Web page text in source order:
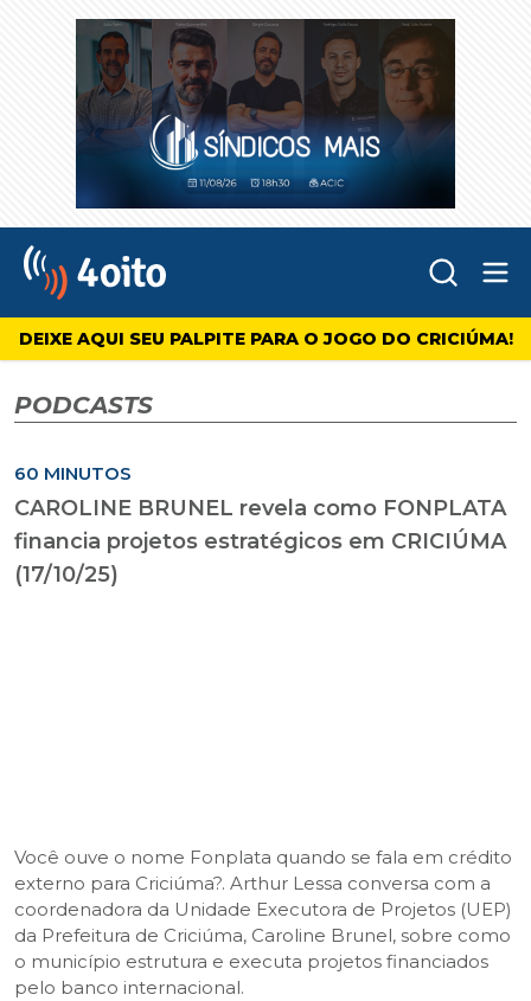
4oito
DEIXE AQUI SEU PALPITE PARA O JOGO DO CRICIÚMA!
PODCASTS
60 MINUTOS
CAROLINE BRUNEL revela como FONPLATA
financia projetos estratégicos em CRICIÚMA
(17/10/25)
Você ouve o nome Fonplata quando se fala em crédito
externo para Criciúma?. Arthur Lessa conversa com a
coordenadora da Unidade Executora de Projetos (UEP)
da Prefeitura de Criciúma, Caroline Brunel, sobre como
o município estrutura e executa projetos financiados
pelo banco internacional.